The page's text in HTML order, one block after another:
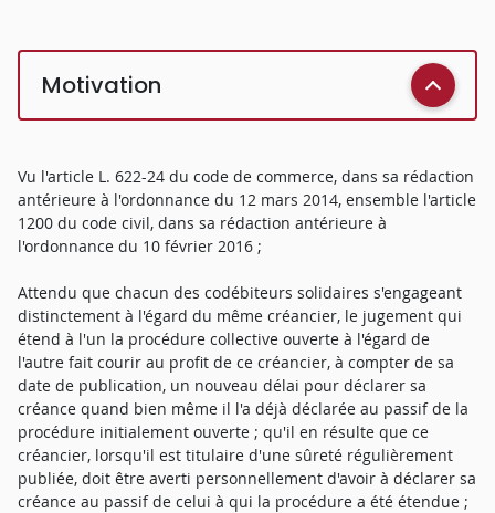
Motivation
Vu l'article L. 622-24 du code de commerce, dans sa rédaction
antérieure à l'ordonnance du 12 mars 2014, ensemble l'article
1200 du code civil, dans sa rédaction antérieure à
l'ordonnance du 10 février 2016 ;
Attendu que chacun des codébiteurs solidaires s'engageant
distinctement à l'égard du même créancier, le jugement qui
étend à l'un la procédure collective ouverte à l'égard de
l'autre fait courir au profit de ce créancier, à compter de sa
date de publication, un nouveau délai pour déclarer sa
créance quand bien même il l'a déjà déclarée au passif de la
procédure initialement ouverte ; qu'il en résulte que ce
créancier, lorsqu'il est titulaire d'une sûreté régulièrement
publiée, doit être averti personnellement d'avoir à déclarer sa
créance au passif de celui à qui la procédure a été étendue ;